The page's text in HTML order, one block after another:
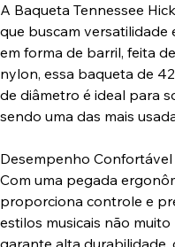
A Baqueta Tennessee
que buscam versatilidade
em forma de barril, feita
nylon, essa baqueta de
de diâmetro é ideal para
sendo uma das mais
Desempenho
Com uma pegada
proporciona controle e
estilos musicais não